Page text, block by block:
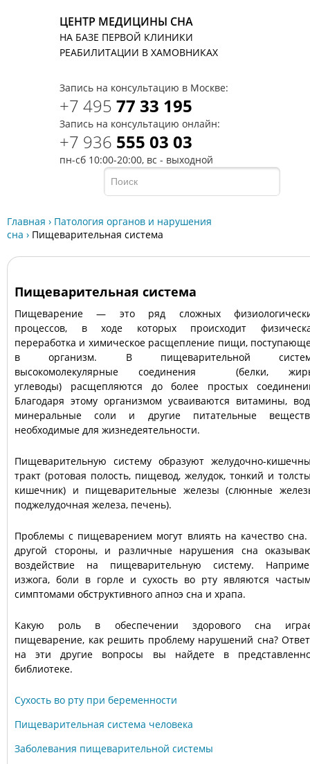
ЦЕНТР МЕДИЦИНЫ СНА
НА БАЗЕ ПЕРВОЙ КЛИНИКИ
РЕАБИЛИТАЦИИ В ХАМОВНИКАХ
Запись на консультацию в Москве:
+7 495 77 33 195
Запись на консультацию онлайн:
+7 936 555 03 03
пн-сб 10:00-20:00, вс - выходной
Главная › Патология органов и нарушения
сна › Пищеварительная система
Пищеварительная система
Пищеварение — это ряд сложных
процессов, в ходе которых происходит
переработка и химическое расщепление пищи,
в организм. В пищеварительной
высокомолекулярные соединения (белки,
углеводы) расщепляются до более простых
Благодаря этому организмом усваиваются витамины,
минеральные соли и другие питательные
необходимые для жизнедеятельности.
Пищеварительную систему образуют желудочно-
тракт (ротовая полость, пищевод, желудок, тонкий и
кишечник) и пищеварительные железы (слюнные
поджелудочная железа, печень).
Проблемы с пищеварением могут влиять на качество
другой стороны, и различные нарушения сна
воздействие на пищеварительную систему.
изжога, боли в горле и сухость во рту являются
симптомами обструктивного апноэ сна и храпа.
Какую роль в обеспечении здорового сна
пищеварение, как решить проблему нарушений сна?
на эти другие вопросы вы найдете в
библиотеке.
Сухость во рту при беременности
Пищеварительная система человека
Заболевания пищеварительной системы